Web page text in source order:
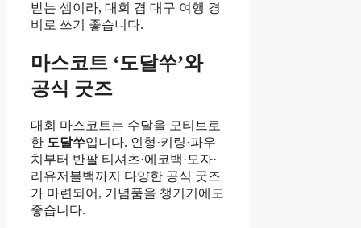
받는 셈이라, 대회 겸 대구 여행 경
비로 쓰기 좋습니다.
마스코트 ‘도달쑤’와
공식 굿즈
대회 마스코트는 수달을 모티브로
한 도달쑤입니다. 인형·키링·파우
치부터 반팔 티셔츠·에코백·모자·
리유저블백까지 다양한 공식 굿즈
가 마련되어, 기념품을 챙기기에도
좋습니다.